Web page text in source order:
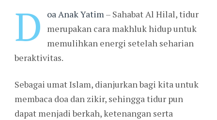
D oa Anak Yatim– Sahabat Al Hilal, tidur
merupakan cara makhluk hidup untuk
memulihkan energi setelah seharian
beraktivitas.
Sebagai umat Islam, dianjurkan bagi kita untuk
membaca doa dan zikir, sehingga tidur pun
dapat menjadi berkah, ketenangan serta